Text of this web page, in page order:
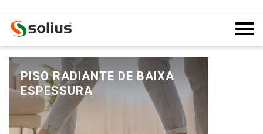
PISO RADIANTE DE BAIXA
ESPESSURA